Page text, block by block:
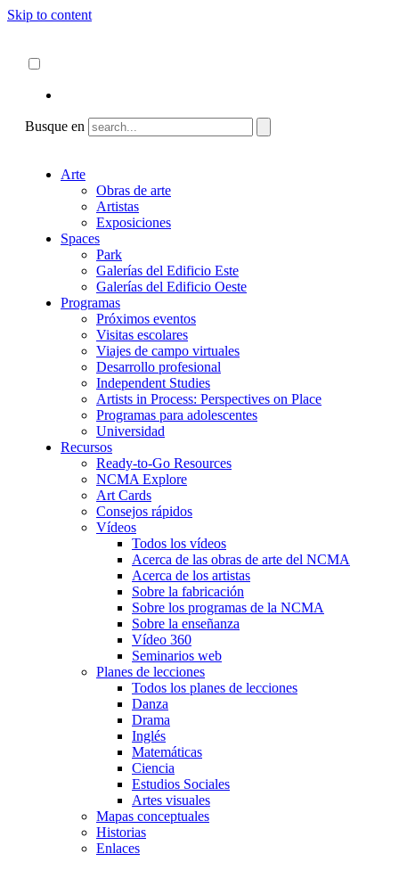
Skip to content
Busque en
Arte
Obras de arte
Artistas
Exposiciones
Spaces
Park
Galerías del Edificio Este
Galerías del Edificio Oeste
Programas
Próximos eventos
Visitas escolares
Viajes de campo virtuales
Desarrollo profesional
Independent Studies
Artists in Process: Perspectives on Place
Programas para adolescentes
Universidad
Recursos
Ready-to-Go Resources
NCMA Explore
Art Cards
Consejos rápidos
Vídeos
Todos los vídeos
Acerca de las obras de arte del NCMA
Acerca de los artistas
Sobre la fabricación
Sobre los programas de la NCMA
Sobre la enseñanza
Vídeo 360
Seminarios web
Planes de lecciones
Todos los planes de lecciones
Danza
Drama
Inglés
Matemáticas
Ciencia
Estudios Sociales
Artes visuales
Mapas conceptuales
Historias
Enlaces